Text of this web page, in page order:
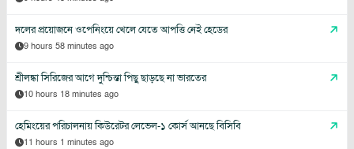
দলের প্রয়োজনে ওপেনিংয়ে খেলে যেতে আপত্তি নেই হেডের
9 hours 58 minutes ago
শ্রীলঙ্কা সিরিজের আগে দুশ্চিন্তা পিছু ছাড়ছে না ভারতের
10 hours 18 minutes ago
হেমিংয়ের পরিচালনায় কিউরেটর লেভেল-১ কোর্স আনছে বিসিবি
11 hours 1 minutes ago